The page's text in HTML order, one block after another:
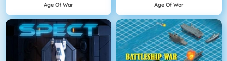
Age Of War Age Of War